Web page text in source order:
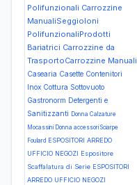
Polifunzionali Carrozzine
ManualiSeggioloni
PolifunzionaliProdotti
Bariatrici Carrozzine da
TrasportoCarrozzine Manuali
Casearia Casette Contenitori
Inox Cottura Sottovuoto
Gastronorm Detergenti e
Sanitizzanti Donna Calzature
Mocassini Donna accessori Sciarpe
Foulard ESPOSITORI ARREDO
UFFICIO NEGOZI Espositore
Scaffalatura di Serie ESPOSITORI
ARREDO UFFICIO NEGOZI